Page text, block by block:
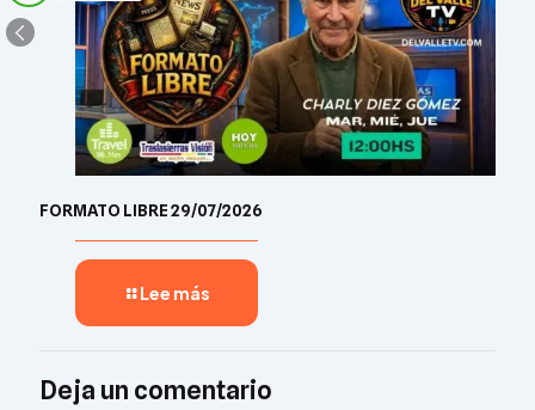
FORMATO LIBRE 29/07/2026
Lee más
Deja un comentario